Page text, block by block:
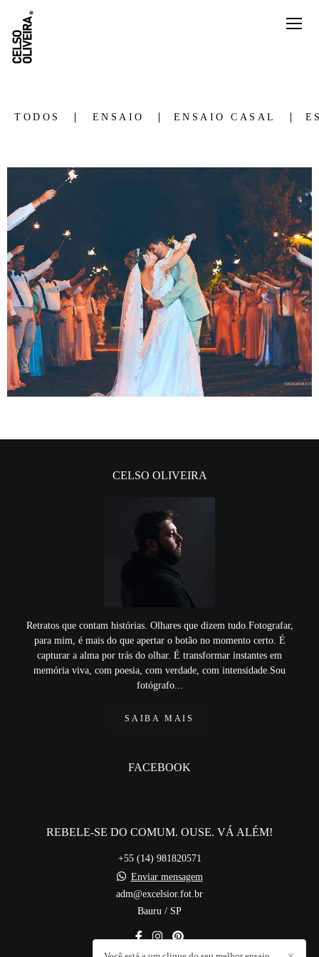
TODOS ENSAIO ENSAIO CASAL
CELSO OLIVEIRA
Retratos que contam histórias. Olhares que dizem tudo.Fotografar,
para mim, é mais do que apertar o botão no momento certo. É
capturar a alma por trás do olhar. É transformar instantes em
memória viva, com poesia, com verdade, com intensidade.Sou
fotógrafo...
SAIBA MAIS
FACEBOOK
REBELE-SE DO COMUM. OUSE. VÁ ALÉM!
+55 (14) 981820571
Enviar mensagem
adm@excelsior.fot.br
Bauru / SP